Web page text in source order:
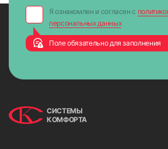
Я ознакомлен и согласен с
персональных данных
Поле обязательно для заполнения
СИСТЕМЫ
КОМФОРТА